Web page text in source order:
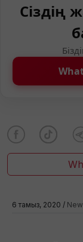
Сіздің
6 тамыз, 2020 /